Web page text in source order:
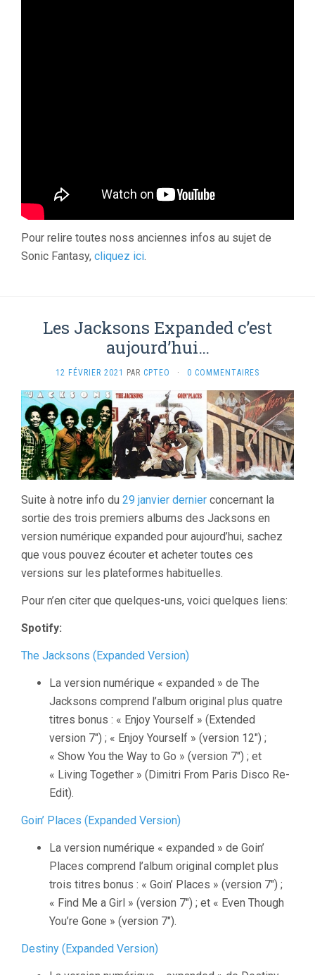
Pour relire toutes noss anciennes infos au sujet de
Sonic Fantasy, cliquez ici.
Les Jacksons Expanded c’est
aujourd’hui…
12 FÉVRIER 2021 PAR CPTEO · 0 COMMENTAIRES
Suite à notre info du 29 janvier dernier concernant la
sortie des trois premiers albums des Jacksons en
version numérique expanded pour aujourd’hui, sachez
que vous pouvez écouter et acheter toutes ces
versions sur les plateformes habituelles.
Pour n’en citer que quelques-uns, voici quelques liens:
Spotify:
The Jacksons (Expanded Version)
La version numérique « expanded » de The
Jacksons comprend l’album original plus quatre
titres bonus : « Enjoy Yourself » (Extended
version 7″) ; « Enjoy Yourself » (version 12″) ;
« Show You the Way to Go » (version 7″) ; et
« Living Together » (Dimitri From Paris Disco Re-
Edit).
Goin’ Places (Expanded Version)
La version numérique « expanded » de Goin’
Places comprend l’album original complet plus
trois titres bonus : « Goin’ Places » (version 7″) ;
« Find Me a Girl » (version 7″) ; et « Even Though
You’re Gone » (version 7″).
Destiny (Expanded Version)